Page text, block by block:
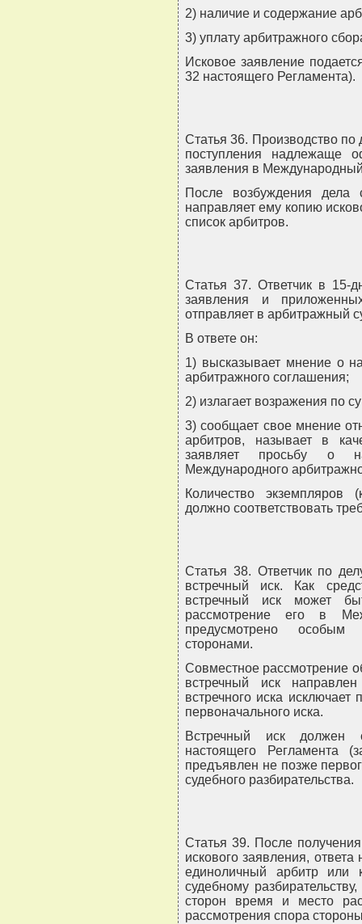
2) наличие и содержание
3) уплату арбитражного
Исковое заявление
32 настоящего Регламента).
Статья 36. Производство
поступления надлежаще
заявления в
После возбуждения дела
направляет ему копию
список арбитров.
Статья 37. Ответчик в 15-
заявления и
отправляет в арбитражный
В ответе он:
1) высказывает мнение о
арбитражного соглашения;
2) излагает возражения по
3) сообщает свое мнение
арбитров, называет в
заявляет просьбу о
Международного
Количество экземпляров
должно соответствовать
Статья 38. Ответчик по
встречный иск. Как
встречный иск может
рассмотрение его в
предусмотрено
сторонами.
Совместное рассмотрение
встречный иск
встречного иска
первоначального иска.
Встречный иск должен
настоящего
предъявлен не позже
судебного разбирательства.
Статья 39. После
искового заявления,
единоличный арбитр или
судебному
сторон время и место
рассмотрения спора